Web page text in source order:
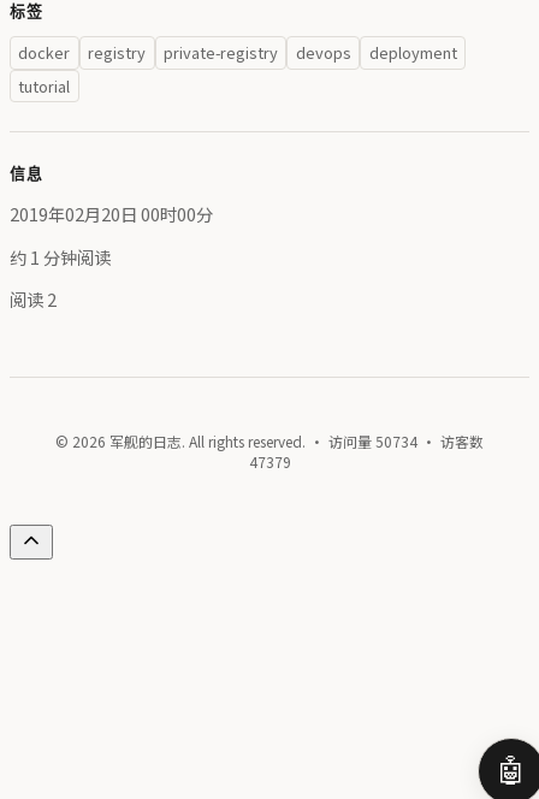
标签
docker registry private-registry devops
deployment
tutorial
信息
2019年02月20日 00时00分
约 1 分钟阅读
阅读2
© 2026 军舰的日志. All rights reserved. · 访问量50734 · 访客数
47379
🤖